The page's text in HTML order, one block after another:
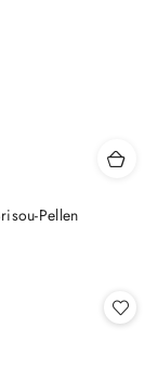
Pellen